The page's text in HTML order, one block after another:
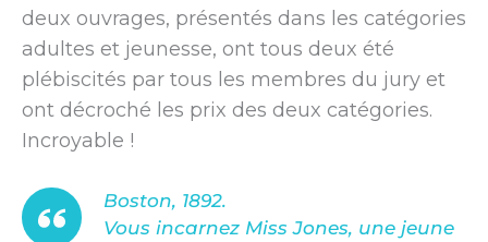
deux ouvrages, présentés dans les catégories
adultes et jeunesse, ont tous deux été
plébiscités par tous les membres du jury et
ont décroché les prix des deux catégories.
Incroyable !
Boston, 1892.
Vous incarnez Miss Jones, une jeune